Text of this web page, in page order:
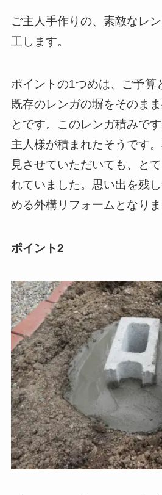
ご主人手作りの、素敵なレ
工します。
ポイントの1つめは、ご予算
既存のレンガの塀をそのま
とです。このレンガ積みで
主人様が積まれたそうです
見させていただいても、と
れていました。思い出を残
める外構リフォームとなりま
ポイント2